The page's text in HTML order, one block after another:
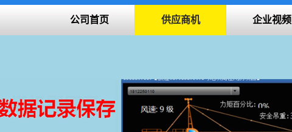
公司首页 供应商机 企业视频